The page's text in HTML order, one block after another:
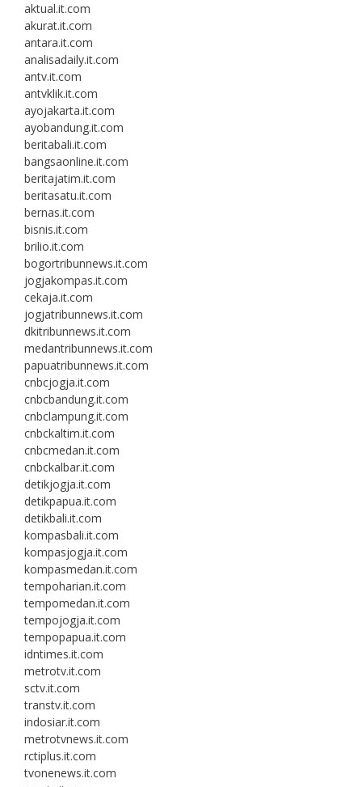
aktual.it.com
akurat.it.com
antara.it.com
analisadaily.it.com
antv.it.com
antvklik.it.com
ayojakarta.it.com
ayobandung.it.com
beritabali.it.com
bangsaonline.it.com
beritajatim.it.com
beritasatu.it.com
bernas.it.com
bisnis.it.com
brilio.it.com
bogortribunnews.it.com
jogjakompas.it.com
cekaja.it.com
jogjatribunnews.it.com
dkitribunnews.it.com
medantribunnews.it.com
papuatribunnews.it.com
cnbcjogja.it.com
cnbcbandung.it.com
cnbclampung.it.com
cnbckaltim.it.com
cnbcmedan.it.com
cnbckalbar.it.com
detikjogja.it.com
detikpapua.it.com
detikbali.it.com
kompasbali.it.com
kompasjogja.it.com
kompasmedan.it.com
tempoharian.it.com
tempomedan.it.com
tempojogja.it.com
tempopapua.it.com
idntimes.it.com
metrotv.it.com
sctv.it.com
transtv.it.com
indosiar.it.com
metrotvnews.it.com
rctiplus.it.com
tvonenews.it.com